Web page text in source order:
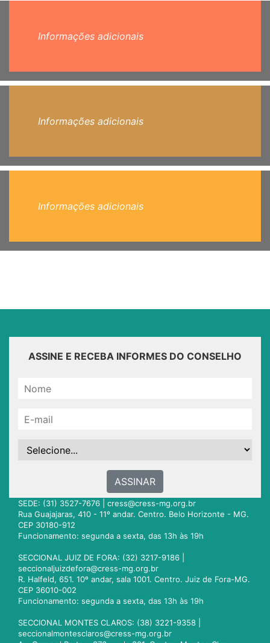
Informações adicionais
Informações adicionais
Informações adicionais
ASSINE E RECEBA INFORMES DO CONSELHO
ASSINAR
SEDE: (31) 3527-7676 | cress@cress-mg.org.br
Rua Guajajaras, 410 - 11º andar. Centro. Belo Horizonte - MG.
CEP 30180-912
Funcionamento: segunda a sexta, das 13h às 19h
SECCIONAL JUIZ DE FORA: (32) 3217-9186 |
seccionaljuizdefora@cress-mg.org.br
R. Halfeld, 651. 10º andar, sala 1001. Centro. Juiz de Fora-MG.
CEP 36010-002
Funcionamento: segunda a sexta, das 13h às 19h
SECCIONAL MONTES CLAROS: (38) 3221-9358 |
seccionalmontesclaros@cress-mg.org.br